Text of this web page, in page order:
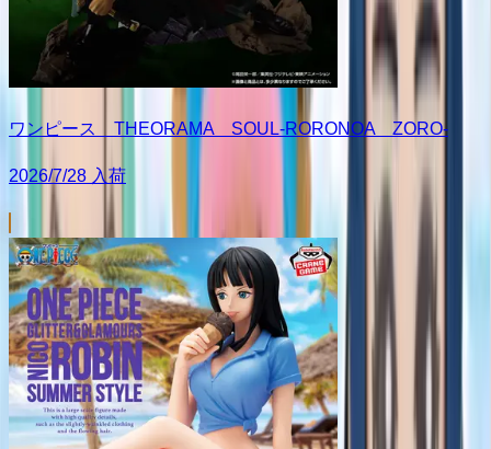
ワンピース THEORAMA SOUL-RORONOA ZORO-
2026/7/28 入荷